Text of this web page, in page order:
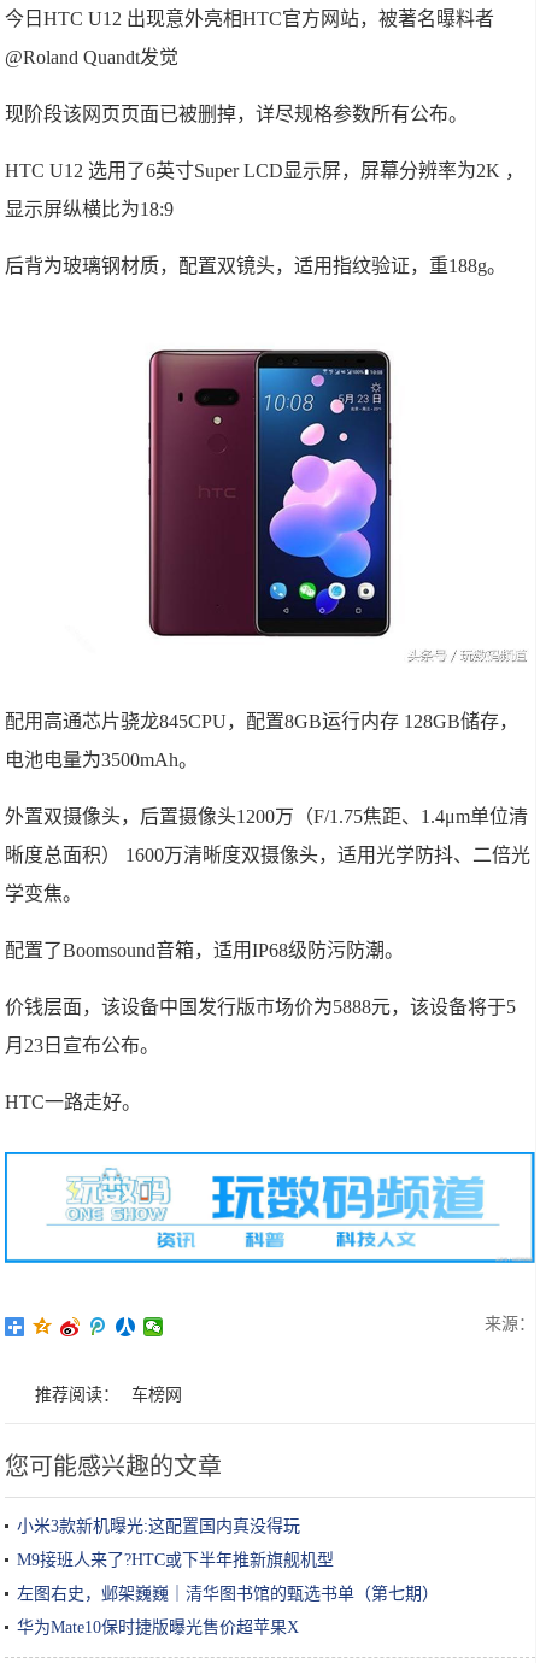
今日HTC U12 出现意外亮相HTC官方网站，被著名曝料者
@Roland Quandt发觉
现阶段该网页页面已被删掉，详尽规格参数所有公布。
HTC U12 选用了6英寸Super LCD显示屏，屏幕分辨率为2K ，
显示屏纵横比为18:9
后背为玻璃钢材质，配置双镜头，适用指纹验证，重188g。
配用高通芯片骁龙845CPU，配置8GB运行内存 128GB储存，
电池电量为3500mAh。
外置双摄像头，后置摄像头1200万（F/1.75焦距、1.4μm单位清
晰度总面积） 1600万清晰度双摄像头，适用光学防抖、二倍光
学变焦。
配置了Boomsound音箱，适用IP68级防污防潮。
价钱层面，该设备中国发行版市场价为5888元，该设备将于5
月23日宣布公布。
HTC一路走好。
来源：
推荐阅读： 车榜网
您可能感兴趣的文章
小米3款新机曝光:这配置国内真没得玩
M9接班人来了?HTC或下半年推新旗舰机型
左图右史，邺架巍巍｜清华图书馆的甄选书单（第七期）
华为Mate10保时捷版曝光售价超苹果X